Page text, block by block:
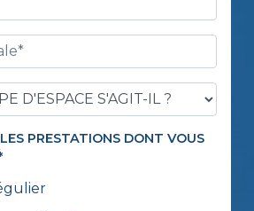
PRESTATIONS DONT VOUS